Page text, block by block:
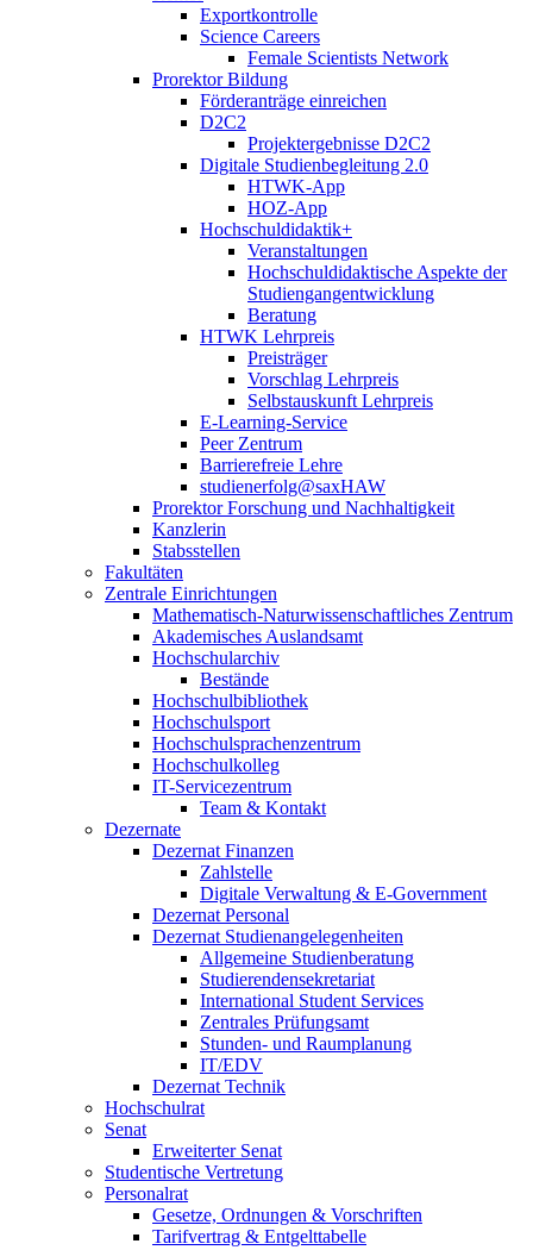
Exportkontrolle
Science Careers
Female Scientists Network
Prorektor Bildung
Förderanträge einreichen
D2C2
Projektergebnisse D2C2
Digitale Studienbegleitung 2.0
HTWK-App
HOZ-App
Hochschuldidaktik+
Veranstaltungen
Hochschuldidaktische Aspekte der
Studiengangentwicklung
Beratung
HTWK Lehrpreis
Preisträger
Vorschlag Lehrpreis
Selbstauskunft Lehrpreis
E-Learning-Service
Peer Zentrum
Barrierefreie Lehre
studienerfolg@saxHAW
Prorektor Forschung und Nachhaltigkeit
Kanzlerin
Stabsstellen
Fakultäten
Zentrale Einrichtungen
Mathematisch-Naturwissenschaftliches Zentrum
Akademisches Auslandsamt
Hochschularchiv
Bestände
Hochschulbibliothek
Hochschulsport
Hochschulsprachenzentrum
Hochschulkolleg
IT-Servicezentrum
Team & Kontakt
Dezernate
Dezernat Finanzen
Zahlstelle
Digitale Verwaltung & E-Government
Dezernat Personal
Dezernat Studienangelegenheiten
Allgemeine Studienberatung
Studierendensekretariat
International Student Services
Zentrales Prüfungsamt
Stunden- und Raumplanung
IT/EDV
Dezernat Technik
Hochschulrat
Senat
Erweiterter Senat
Studentische Vertretung
Personalrat
Gesetze, Ordnungen & Vorschriften
Tarifvertrag & Entgelttabelle